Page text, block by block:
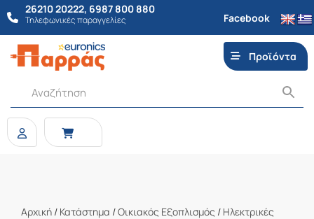
26210 20222, 6987 800 880
Τηλεφωνικές παραγγελίες Facebook
Προϊόντα
Αρχική / Κατάστημα /Οικιακός Εξοπλισμός / Ηλεκτρικές